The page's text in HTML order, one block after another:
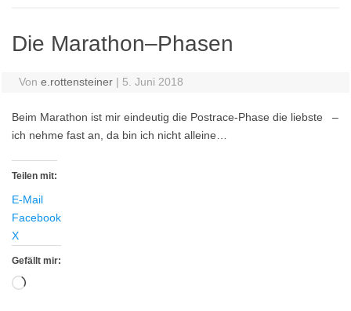
Die Marathon–Phasen
Vone.rottensteiner | 5. Juni 2018
Beim Marathon ist mir eindeutig die Postrace-Phase die liebste –
ich nehme fast an, da bin ich nicht alleine…
Teilen mit:
E-Mail
Facebook
X
Gefällt mir:
Wird